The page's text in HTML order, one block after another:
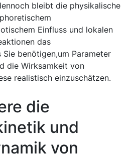
bleibt die physikalische
Einfluss ​und lokalen
das​
Sie⁣ benötigen,um Parameter
die ‌Wirksamkeit von
realistisch einzuschätzen.
die⁤
und​
⁣von